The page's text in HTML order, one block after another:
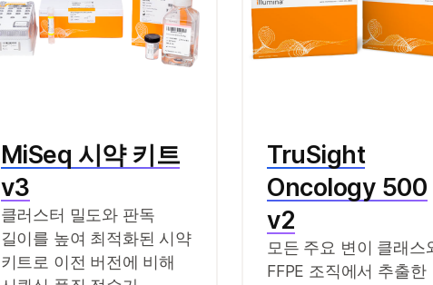
MiSeq 시약 키트
v3
클러스터 밀도와 판독
길이를 높여 최적화된 시약
키트로 이전 버전에 비해
TruSight
Oncology 500
v2
모든 주요 변이 클래스
FFPE 조직에서 추출한